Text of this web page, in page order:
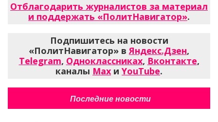
Отблагодарить журналистов за материал
и поддержать «ПолитНавигатор».
Подпишитесь на новости
«ПолитНавигатор» вЯндекс.Дзен,
Telegram, Одноклассниках, Вконтакте,
каналы Max и YouTube.
Последние новости